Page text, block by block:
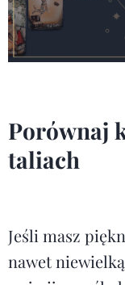
Porównaj
taliach
Jeśli masz
nawet